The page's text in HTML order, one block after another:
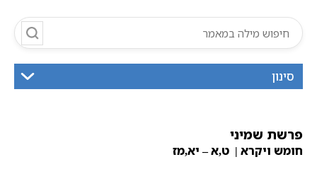
פרשת שמיני
חומש ויקרא | ט,א – יא,מז
סינון